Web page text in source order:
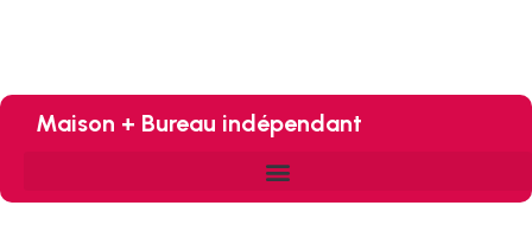
Maison + Bureau indépendant